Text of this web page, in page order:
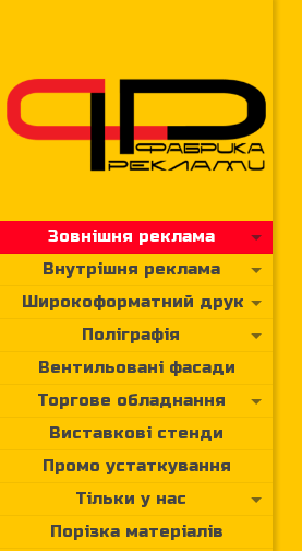
Зовнішня реклама
Внутрішня реклама
Широкоформатний друк
Поліграфія
Вентильовані фасади
Торгове обладнання
Виставкові стенди
Промо устаткування
Тільки у нас
Порізка матеріалів